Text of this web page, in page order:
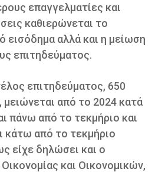
επαγγελματίες και
καθιερώνεται το
εισόδημα αλλά και η μείωση
επιτηδεύματος.
επιτηδεύματος, 650
από το 2024 κατά
πάνω από το τεκμήριο και
κάτω από το τεκμήριο
είχε δηλώσει και ο
και Οικονομικών,